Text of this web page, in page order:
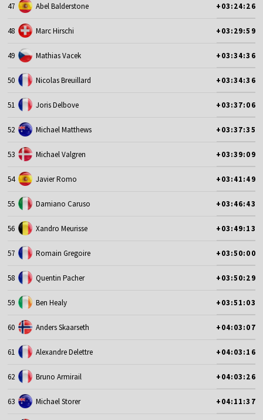
47 Abel Balderstone +03:24:26
48 Marc Hirschi +03:29:59
49 Mathias Vacek +03:34:36
50 Nicolas Breuillard +03:34:36
51 Joris Delbove +03:37:06
52 Michael Matthews +03:37:35
53 Michael Valgren +03:39:09
54 Javier Romo +03:41:49
55 Damiano Caruso +03:46:43
56 Xandro Meurisse +03:49:13
57 Romain Gregoire +03:50:00
58 Quentin Pacher +03:50:29
59 Ben Healy +03:51:03
60 Anders Skaarseth +04:03:07
61 Alexandre Delettre +04:03:16
62 Bruno Armirail +04:03:26
63 Michael Storer +04:11:37